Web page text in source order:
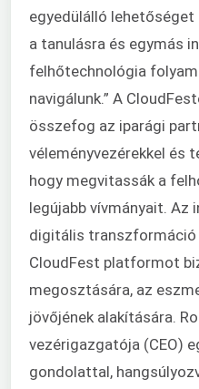
egyedülálló
a tanulásra és egymás
felhőtechnológia
navigálunk.” A
összefog az iparági
véleményvezérekkel és
hogy megvitassák a
legújabb vívmányait.
digitális
CloudFest platformot
megosztására, az
jövőjének alakítására.
vezérigazgatója (CEO)
gondolattal,